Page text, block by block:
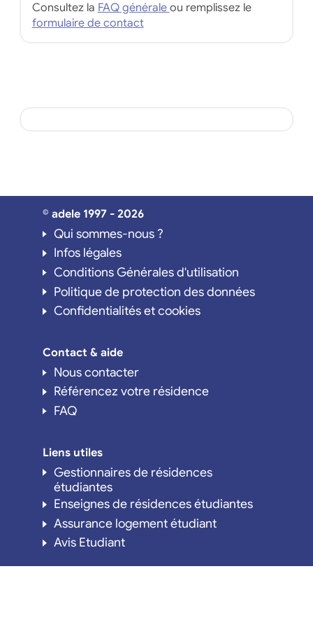
Consultez la FAQ générale ou remplissez le
formulaire de contact
© adele 1997 - 2026
Qui sommes-nous ?
Infos légales
Conditions Générales d'utilisation
Politique de protection des données
Confidentialités et cookies
Contact & aide
Nous contacter
Référencez votre résidence
FAQ
Liens utiles
Gestionnaires de résidences
étudiantes
Enseignes de résidences étudiantes
Assurance logement étudiant
Avis Etudiant